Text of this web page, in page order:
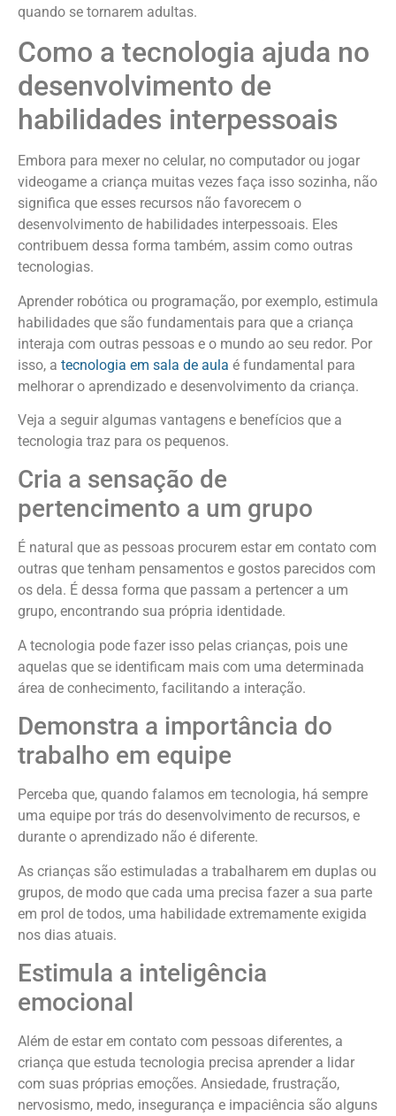
quando se tornarem adultas.
Como a tecnologia ajuda no
desenvolvimento de
habilidades interpessoais
Embora para mexer no celular, no computador ou jogar
videogame a criança muitas vezes faça isso sozinha, não
significa que esses recursos não favorecem o
desenvolvimento de habilidades interpessoais. Eles
contribuem dessa forma também, assim como outras
tecnologias.
Aprender robótica ou programação, por exemplo, estimula
habilidades que são fundamentais para que a criança
interaja com outras pessoas e o mundo ao seu redor. Por
isso, a tecnologia em sala de aula é fundamental para
melhorar o aprendizado e desenvolvimento da criança.
Veja a seguir algumas vantagens e benefícios que a
tecnologia traz para os pequenos.
Cria a sensação de
pertencimento a um grupo
É natural que as pessoas procurem estar em contato com
outras que tenham pensamentos e gostos parecidos com
os dela. É dessa forma que passam a pertencer a um
grupo, encontrando sua própria identidade.
A tecnologia pode fazer isso pelas crianças, pois une
aquelas que se identificam mais com uma determinada
área de conhecimento, facilitando a interação.
Demonstra a importância do
trabalho em equipe
Perceba que, quando falamos em tecnologia, há sempre
uma equipe por trás do desenvolvimento de recursos, e
durante o aprendizado não é diferente.
As crianças são estimuladas a trabalharem em duplas ou
grupos, de modo que cada uma precisa fazer a sua parte
em prol de todos, uma habilidade extremamente exigida
nos dias atuais.
Estimula a inteligência
emocional
Além de estar em contato com pessoas diferentes, a
criança que estuda tecnologia precisa aprender a lidar
com suas próprias emoções. Ansiedade, frustração,
nervosismo, medo, insegurança e impaciência são alguns